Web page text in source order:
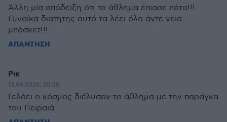
Άλλη μία απόδειξη ότι το άθλημα έπιασε πάτο!!!
Γυναίκα διατητης αυτό τα λέει όλα άντε γεια
μπάσκετ!!!
ΑΠΑΝΤΗΣΗ
Ρικ
13.06.2026, 20:38
Γελάει ο κόσμος διέλυσαν το άθλημα με την παράγκα
του Πειραιά